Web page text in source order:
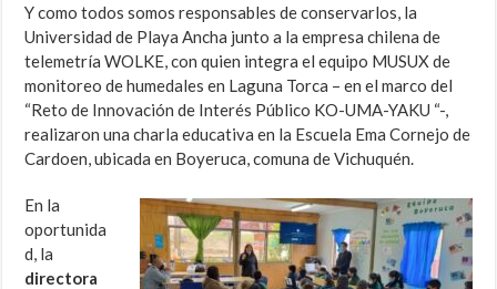
Y como todos somos responsables de conservarlos, la
Universidad de Playa Ancha junto a la empresa chilena de
telemetría WOLKE, con quien integra el equipo MUSUX de
monitoreo de humedales en Laguna Torca – en el marco del
“Reto de Innovación de Interés Público KO-UMA-YAKU “-,
realizaron una charla educativa en la Escuela Ema Cornejo de
Cardoen, ubicada en Boyeruca, comuna de Vichuquén.
En la
oportunida
d, la
directora